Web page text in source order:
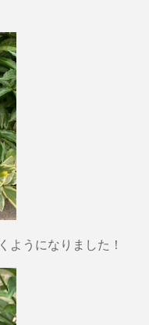
ようになりました！